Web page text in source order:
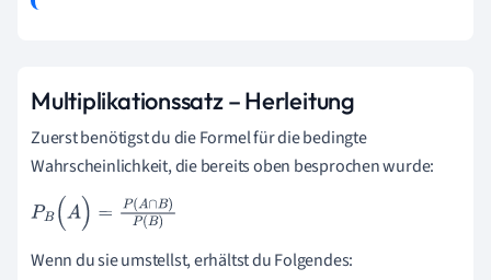
Multiplikationssatz – Herleitung
Zuerst benötigst du die Formel für die bedingte
Wahrscheinlichkeit, die bereits oben besprochen wurde:
PB(A )=P( A∩B)P(B)
Wenn du sie umstellst, erhältst du Folgendes: